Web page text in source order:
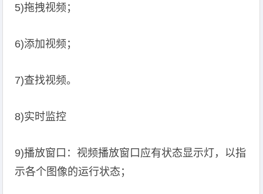
5)拖拽视频；
6)添加视频；
7)查找视频。
8)实时监控
9)播放窗口：视频播放窗口应有状态显示灯，以指
示各个图像的运行状态；